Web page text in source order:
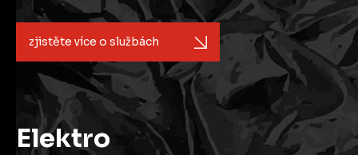
zjistěte více o službách
Elektro